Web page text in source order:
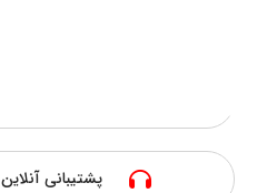
پشتیبانی آنلاین ۹ صبح تا ۱۲ شب